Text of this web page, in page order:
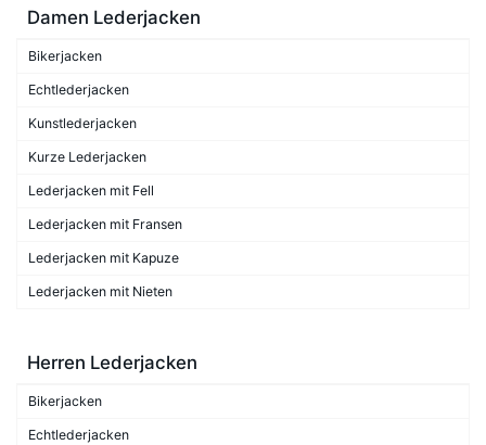
Damen Lederjacken
Bikerjacken
Echtlederjacken
Kunstlederjacken
Kurze Lederjacken
Lederjacken mit Fell
Lederjacken mit Fransen
Lederjacken mit Kapuze
Lederjacken mit Nieten
Herren Lederjacken
Bikerjacken
Echtlederjacken